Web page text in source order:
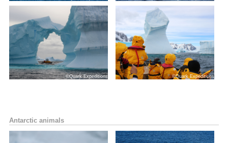
©Quark Expeditions ©Quark Expeditions
Antarctic animals